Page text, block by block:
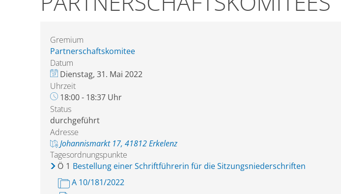
Gremium
Partnerschaftskomitee
Datum
Dienstag, 31. Mai 2022
Uhrzeit
18:00 - 18:37 Uhr
Status
durchgeführt
Adresse
Johannismarkt 17, 41812 Erkelenz
Tagesordnungspunkte
Ö 1 Bestellung einer Schriftführerin für die Sitzungsniederschriften
A 10/181/2022